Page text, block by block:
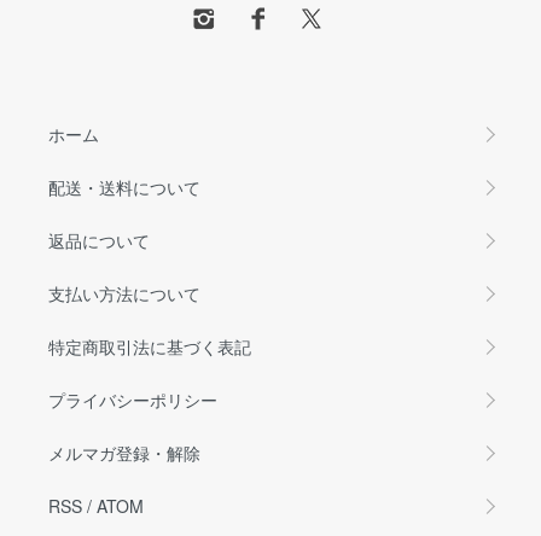
ホーム
配送・送料について
返品について
支払い方法について
特定商取引法に基づく表記
プライバシーポリシー
メルマガ登録・解除
RSS / ATOM